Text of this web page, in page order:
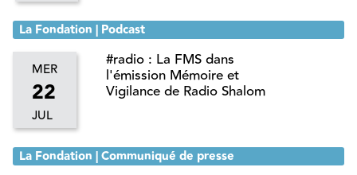
MER
22
JUL
La Fondation | Podcast
#radio : La FMS dans
l'émission Mémoire et
Vigilance de Radio Shalom
La Fondation | Communiqué de presse